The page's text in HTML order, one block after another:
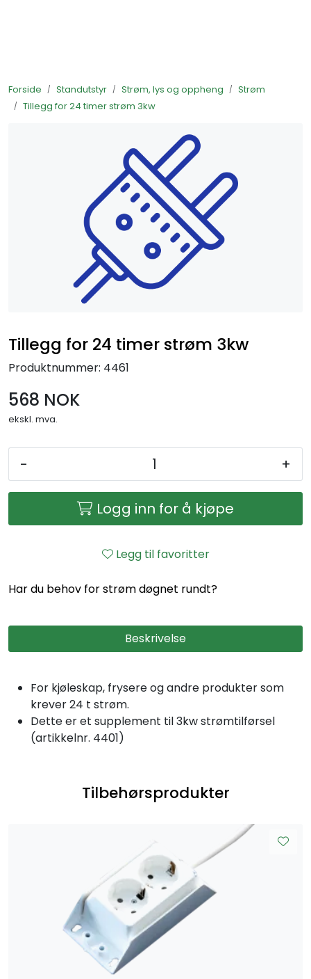
Forside Standutstyr Strøm, lys og oppheng
Strøm
Tillegg for 24 timer strøm 3kw
Tillegg for 24 timer strøm 3kw
Produktnummer: 4461
568 NOK
ekskl. mva.
- +
Logg inn for å kjøpe
Legg til favoritter
Har du behov for strøm døgnet rundt?
Beskrivelse
For kjøleskap, frysere og andre produkter som
krever 24 t strøm.
Dette er et supplement til 3kw strømtilførsel
(artikkelnr. 4401)
Tilbehørsprodukter
Standutstyr